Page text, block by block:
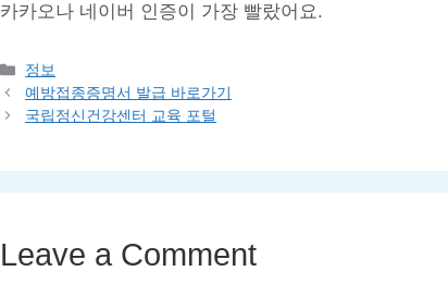
카카오나 네이버 인증이 가장 빨랐어요.
Categories
정보
예방접종증명서 발급 바로가기
국립정신건강센터 교육 포털
Leave a Comment